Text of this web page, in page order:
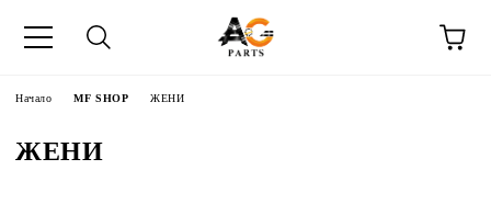
Начало MF SHOP ЖЕНИ
ЖЕНИ